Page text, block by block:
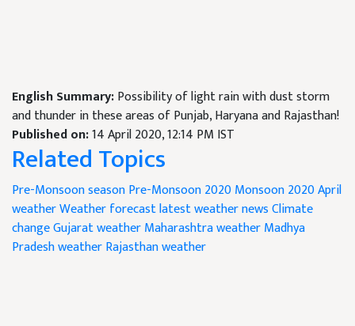
English Summary:Possibility of light rain with dust storm
and thunder in these areas of Punjab, Haryana and Rajasthan!
Published on:14 April 2020, 12:14 PM IST
Related Topics
Pre-Monsoon seasonPre-Monsoon 2020Monsoon 2020April
weatherWeather forecastlatest weather newsClimate
changeGujarat weatherMaharashtra weatherMadhya
Pradesh weatherRajasthan weather